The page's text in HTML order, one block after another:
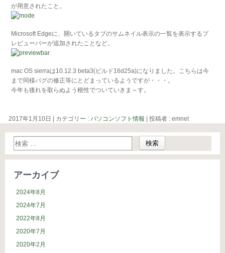
が用意されたこと。
Microsoft Edgeに、開いているタブのサムネイル表示の一覧を表示するプ
レビューバーが追加されたことなど。
mac OS sierraは10.12.3 beta3(ビルド16d25a)になりました。こちらは今
まで同様バグの修正等にとどまっているようですが・・・。
今年も後れを取らぬよう根性でついていきま～す。
2017年1月10日 カテゴリー : パソコンソフト情報 |投稿者 : emnet
アーカイブ
2024年8月
2024年7月
2022年8月
2020年7月
2020年2月